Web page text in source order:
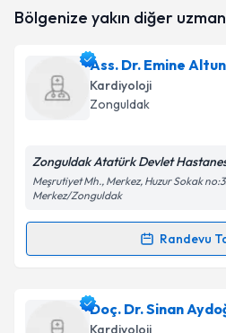
oluşturun. Size bu uzmandan
E-posta Adresiniz
Kişisel verilerimin
Metni'ni okudum ve
kapsamda işlenmesini
Takvim
Bölgenize yakın diğer
Ass. Dr. Emine
Kardiyoloji
Zonguldak
Zonguldak Atatürk Devlet
Meşrutiyet Mh., Merkez, Huzur Sokak
Merkez/Zonguldak
Randevu
Randevu Takvimi Talebi
Ass. Dr. Emine Altuntaşiçin
oluşturun. Size bu uzmandan
Doç. Dr. Sinan
Kardiyoloji